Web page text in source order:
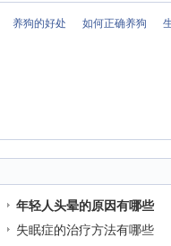
养狗的好处 如何正确养狗
年轻人头晕的原因有哪些
失眠症的治疗方法有哪些